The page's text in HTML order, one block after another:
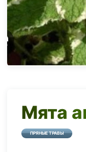
Мята
ПРЯНЫЕ ТРАВЫ